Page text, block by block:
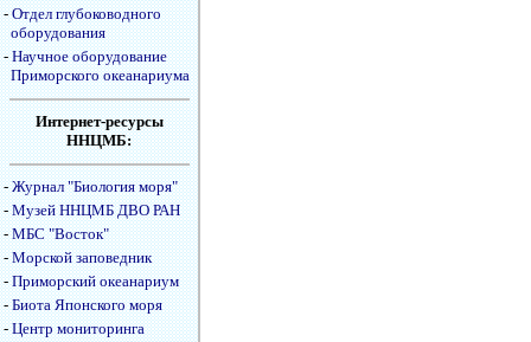
-Отдел глубоководного
оборудования
-Научное оборудование
Приморского океанариума
Интернет-ресурсы
ННЦМБ:
-Журнал "Биология моря"
-Музей ННЦМБ ДВО РАН
-МБС "Восток"
-Морской заповедник
-Приморский океанариум
-Биота Японского моря
-Центр мониторинга